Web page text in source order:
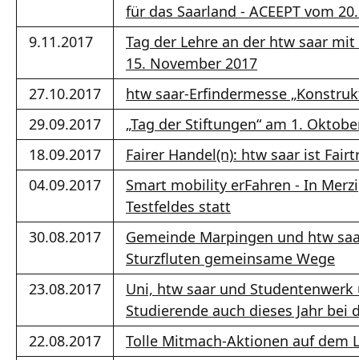
für das Saarland - ACEEPT vom
9.11.2017
Tag der Lehre an der htw saar
15. November 2017
27.10.2017
htw saar-Erfindermesse
29.09.2017
„Tag der Stiftungen“ am 1.
18.09.2017
Fairer Handel(n): htw saar ist
04.09.2017
Smart mobility erFahren - In
Testfeldes statt
30.08.2017
Gemeinde Marpingen und htw
Sturzfluten gemeinsame Wege
23.08.2017
Uni, htw saar und
Studierende auch dieses Jahr bei
22.08.2017
Tolle Mitmach-Aktionen auf dem